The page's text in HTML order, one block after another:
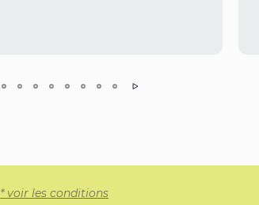
* voir les conditions